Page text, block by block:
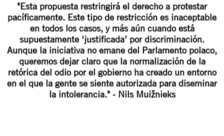
"Esta propuesta restringirá el derecho a protestar
pacíficamente. Este tipo de restricción es inaceptable
en todos los casos, y más aún cuando está
supuestamente ‘justificada’ por discriminación.
Aunque la iniciativa no emane del Parlamento polaco,
queremos dejar claro que la normalización de la
retórica del odio por el gobierno ha creado un entorno
en el que la gente se siente autorizada para diseminar
la intolerancia." - Nils Muižnieks